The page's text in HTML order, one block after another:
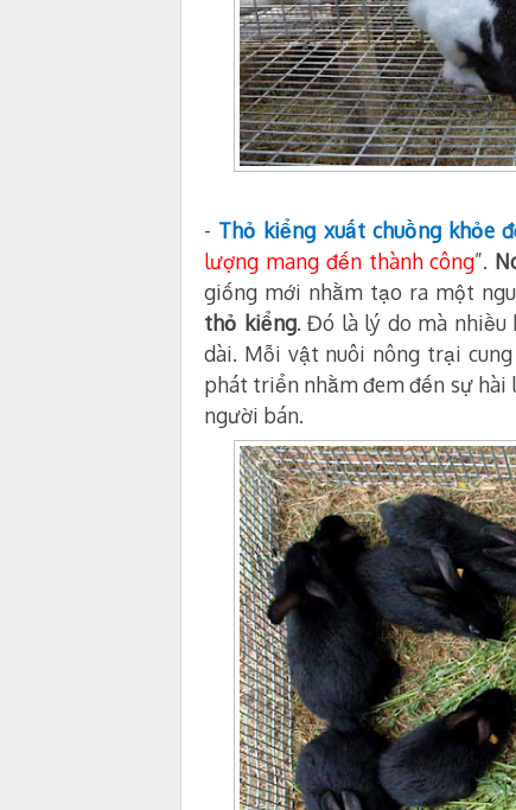
- Thỏ kiểng xuất chuồng khỏe
lượng mang đến thành công”.
giống mới nhằm tạo ra một
thỏ kiểng. Đó là lý do mà nhiều
dài. Mỗi vật nuôi nông trại
phát triển nhằm đem đến sự hài
người bán.